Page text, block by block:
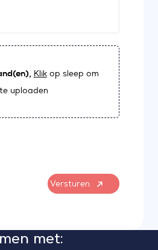
Klikop sleep om
uploaden
Versturen
met: